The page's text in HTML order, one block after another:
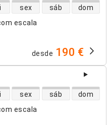
escala
sex sáb dom
desde 190 €
escala
sex sáb dom